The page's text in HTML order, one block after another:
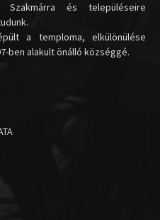
és településeire
a temploma, elkülönülése
ben alakult önálló községgé.